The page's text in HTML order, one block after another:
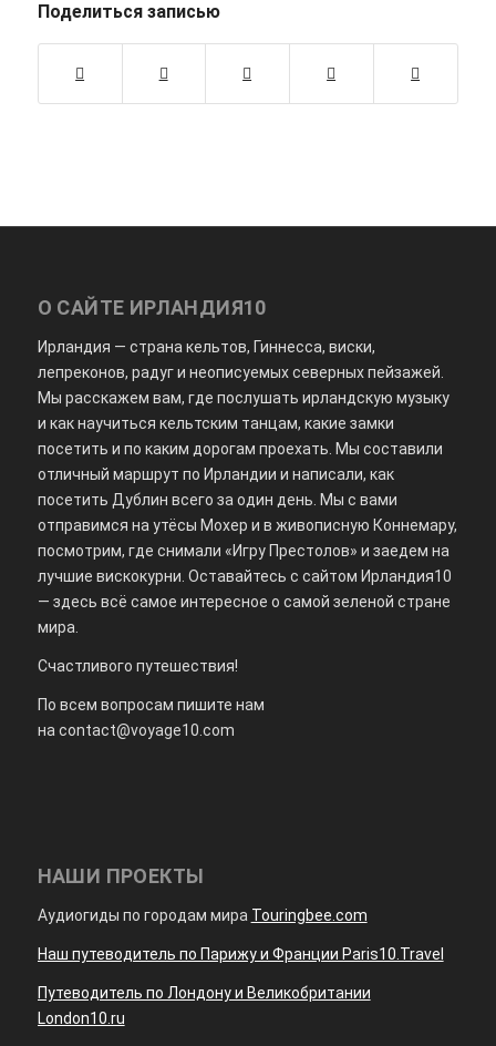
Поделиться записью
О САЙТЕ ИРЛАНДИЯ10
Ирландия — страна кельтов, Гиннесса, виски,
лепреконов, радуг и неописуемых северных пейзажей.
Мы расскажем вам, где послушать ирландскую музыку
и как научиться кельтским танцам, какие замки
посетить и по каким дорогам проехать. Мы составили
отличный маршрут по Ирландии и написали, как
посетить Дублин всего за один день. Мы с вами
отправимся на утёсы Мохер и в живописную Коннемару,
посмотрим, где снимали «Игру Престолов» и заедем на
лучшие вискокурни. Оставайтесь с сайтом Ирландия10
— здесь всё самое интересное о самой зеленой стране
мира.
Счастливого путешествия!
По всем вопросам пишите нам
на contact@voyage10.com
НАШИ ПРОЕКТЫ
Аудиогиды по городам мира Touringbee.com
Наш путеводитель по Парижу и Франции Paris10.Travel
Путеводитель по Лондону и Великобритании
London10.ru